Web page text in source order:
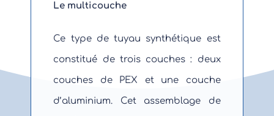
Le multicouche
Ce type de tuyau synthétique est
constitué de trois couches : deux
couches de PEX et une couche
d’aluminium. Cet assemblage de